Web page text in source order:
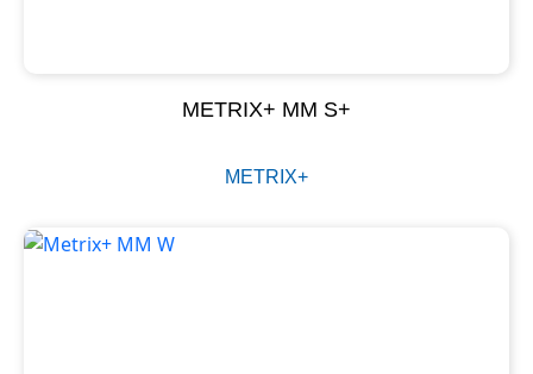
METRIX+ MM S+
METRIX+